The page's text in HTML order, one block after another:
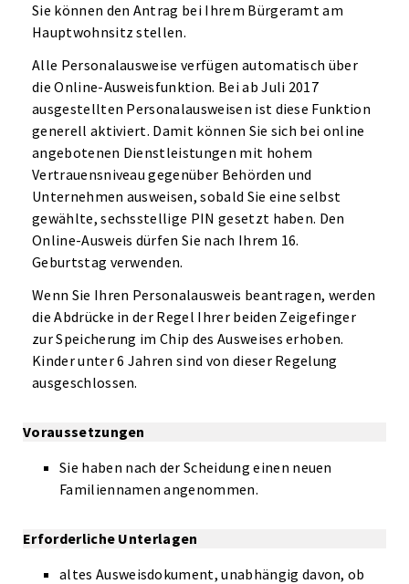
Sie können den Antrag bei Ihrem Bürgeramt am
Hauptwohnsitz stellen.
Alle Personalausweise verfügen automatisch über
die Online-Ausweisfunktion. Bei ab Juli 2017
ausgestellten Personalausweisen ist diese Funktion
generell aktiviert. Damit können Sie sich bei online
angebotenen Dienstleistungen mit hohem
Vertrauensniveau gegenüber Behörden und
Unternehmen ausweisen, sobald Sie eine selbst
gewählte, sechsstellige PIN gesetzt haben. Den
Online-Ausweis dürfen Sie nach Ihrem 16.
Geburtstag verwenden.
Wenn Sie Ihren Personalausweis beantragen, werden
die Abdrücke in der Regel Ihrer beiden Zeigefinger
zur Speicherung im Chip des Ausweises erhoben.
Kinder unter 6 Jahren sind von dieser Regelung
ausgeschlossen.
Voraussetzungen
Sie haben nach der Scheidung einen neuen
Familiennamen angenommen.
Erforderliche Unterlagen
altes Ausweisdokument, unabhängig davon, ob